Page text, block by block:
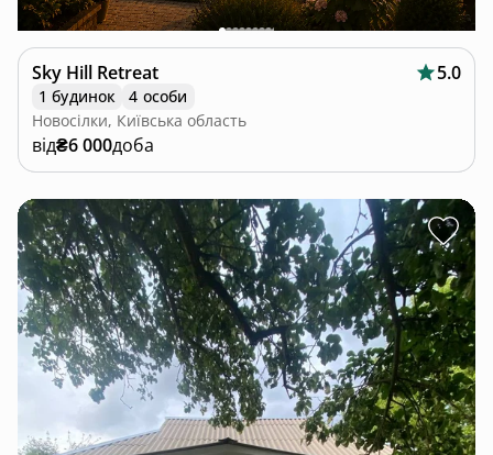
Sky Hill Retreat 5.0
1 будинок
4 особи
Новосілки, Київська область
від₴6 000доба